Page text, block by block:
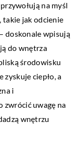
na myśl
takie jak odcienie
doskonale wpisują
do wnętrza
środowisku
ciepło, a
i
zwrócić uwagę na
wnętrzu